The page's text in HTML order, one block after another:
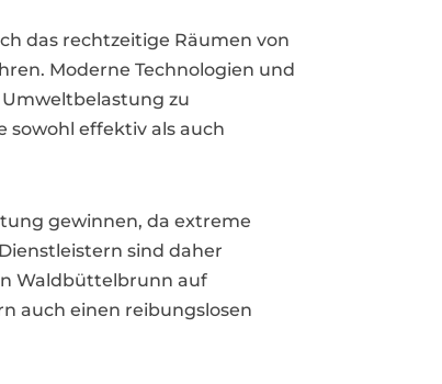
das rechtzeitige Räumen von
Moderne Technologien und
zu
effektiv als auch
gewinnen, da extreme
sind daher
Waldbüttelbrunn auf
auch einen reibungslosen